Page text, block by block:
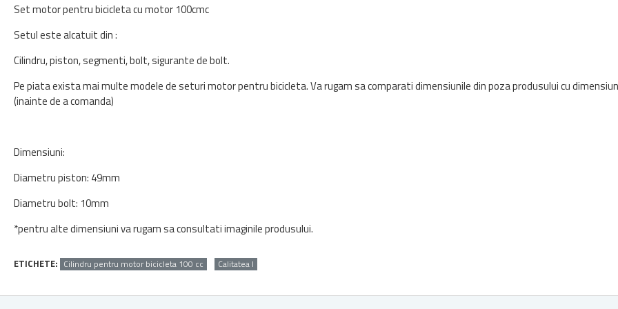
Set motor pentru bicicleta cu motor 100cmc
Setul este alcatuit din :
Cilindru, piston, segmenti, bolt, sigurante de bolt.
Pe piata exista mai multe modele de seturi motor pentru bicicleta. Va rugam sa comparati dimensiunile din poza produsului cu
(inainte de a comanda)
Dimensiuni:
Diametru piston: 49mm
Diametru bolt: 10mm
*pentru alte dimensiuni va rugam sa consultati imaginile produsului.
ETICHETE: Cilindru pentru motor bicicleta 100 cc Calitatea I